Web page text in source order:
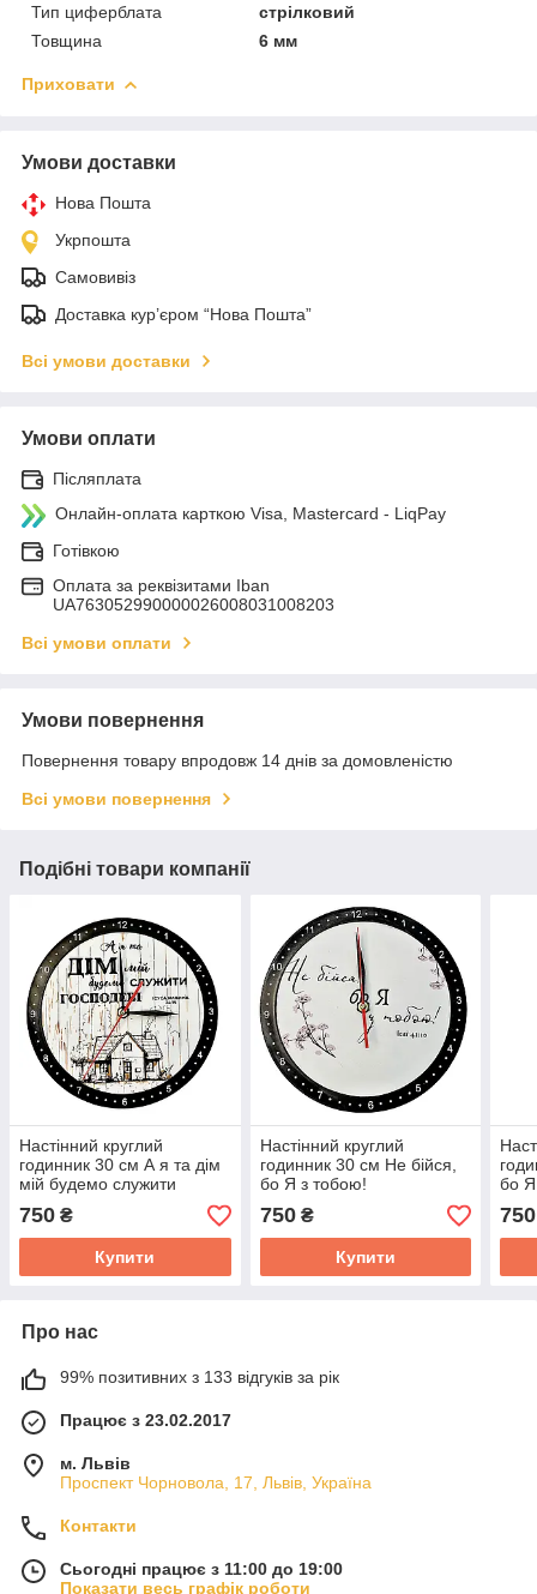
Тип циферблата
стрілковий
Товщина
6 мм
Приховати
Умови доставки
Нова Пошта
Укрпошта
Самовивіз
Доставка кур’єром “Нова Пошта”
Всі умови доставки
Умови оплати
Післяплата
Онлайн-оплата карткою Visa, Mastercard - LiqPay
Готівкою
Оплата за реквізитами Iban
UA763052990000026008031008203
Всі умови оплати
Умови повернення
Повернення товару впродовж 14 днів за домовленістю
Всі умови повернення
Подібні товари компанії
Настінний круглий
годинник 30 см А я та дім
мій будемо служити
Господеві
750 ₴
Купити
Настінний круглий
годинник 30 см Не бійся,
бо Я з тобою!
750₴
Купити
бо
750
Про нас
99% позитивних з 133 відгуків за рік
Працює з 23.02.2017
м. Львів
Проспект Чорновола, 17, Львів, Україна
Контакти
Сьогодні працює з 11:00 до 19:00
Показати весь графік роботи